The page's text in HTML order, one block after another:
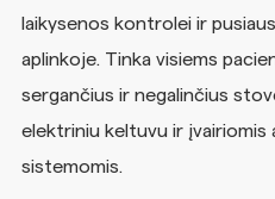
laikysenos kontrolei ir
aplinkoje. Tinka visiems
sergančius ir negalinčius
elektriniu keltuvu ir įvairiomis
sistemomis.